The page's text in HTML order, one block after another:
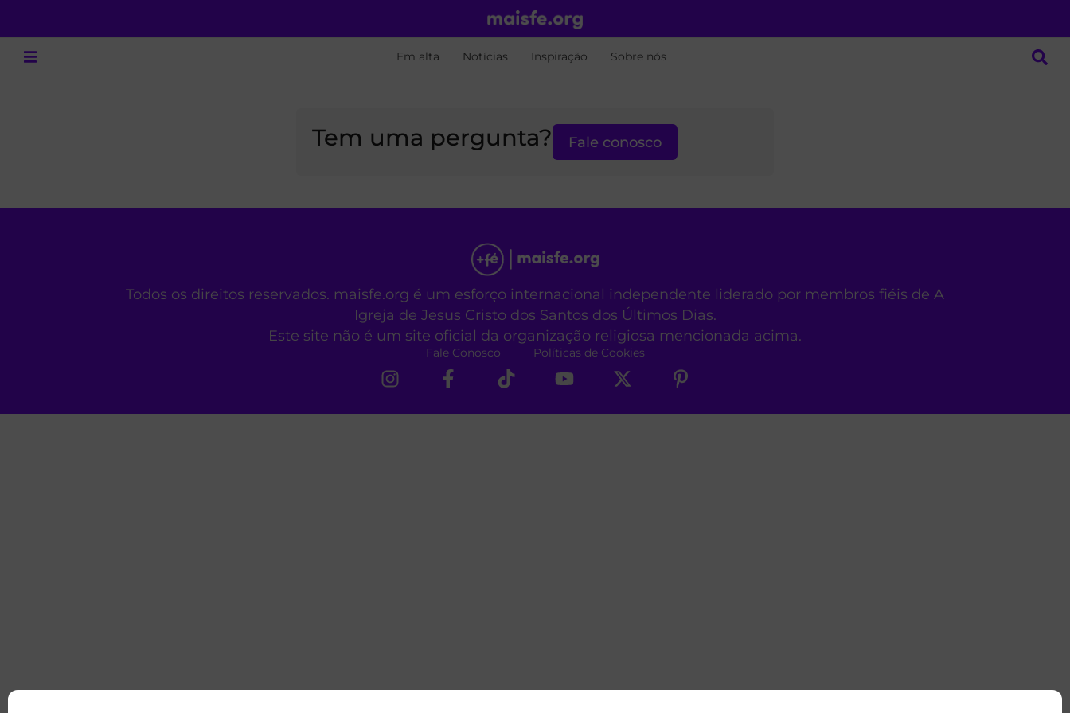
Em alta Notícias Inspiração Sobre nós
Tem uma pergunta? Fale conosco
Todos os direitos reservados. maisfe.org é um esforço internacional independente liderado por membros fiéis de A
Igreja de Jesus Cristo dos Santos dos Últimos Dias.
Este site não é um site oficial da organização religiosa mencionada acima.
Fale Conosco Políticas de Cookies